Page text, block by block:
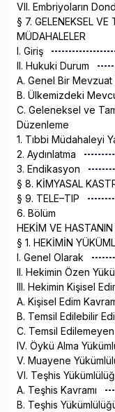
VII. Embriyoların
§ 7. GELENEKSEL VE
MÜDAHALELER
I. Giriş
II. Hukuki Durum
A. Genel Bir Mevzuat
B. Ülkemizdeki
C. Geleneksel ve
Düzenleme
1. Tıbbi Müdahaleyi
2. Aydınlatma
3. Endikasyon
§ 8. KİMYASAL
§ 9. TELE–TIP
6. Bölüm
HEKİM VE
§ 1. HEKİMİN
I. Genel Olarak
II. Hekimin Özen
III. Hekimin Kişisel
A. Kişisel Edim
B. Temsil Edilebilir
C. Temsil
IV. Öykü Alma
V. Muayene
VI. Teşhis
A. Teşhis Kavramı
B. Teşhis